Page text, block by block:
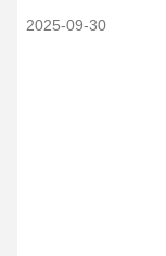
2025-09-30